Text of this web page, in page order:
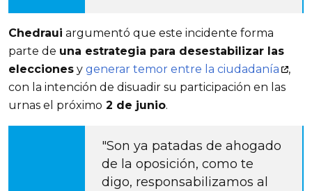
Chedraui argumentó que este incidente forma
parte de una estrategia para desestabilizar las
elecciones y generar temor entre la ciudadanía
,
con la intención de disuadir su participación en las
urnas el próximo 2 de junio.
"Son ya patadas de ahogado
de la oposición, como te
digo, responsabilizamos al